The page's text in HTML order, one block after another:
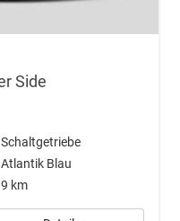
Side
Schaltgetriebe
Atlantik Blau
9 km